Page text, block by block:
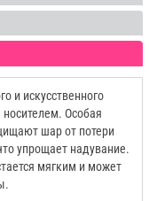
и искусственного
Особая
шар от потери
упрощает надувание.
мягким и может